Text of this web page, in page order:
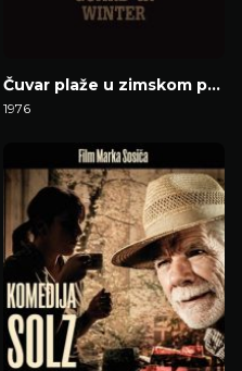
Čuvar plaže u zimskom periodu
1976